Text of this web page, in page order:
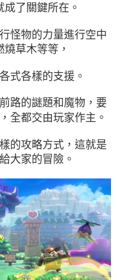
了關鍵所在。
怪物的力量進行空中
草木等等，
式各樣的支援。
路的謎題和魔物，要
全都交由玩家作主。
的攻略方式，這就是
大家的冒險。